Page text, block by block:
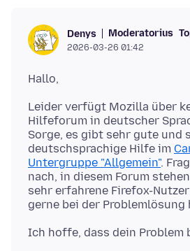
Denys Moderatorius
2026-03-26 01:42
Leider verfügt Mozilla über
Hilfeforum in deutscher
Sorge, es gibt sehr gute und
deutschsprachige Hilfe im
Untergruppe "Allgemein".
nach, in diesem Forum
sehr erfahrene Firefox-